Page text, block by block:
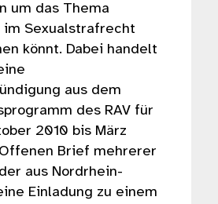
um das Thema
im Sexualstrafrecht
könnt. Dabei handelt
aus dem
des RAV für
2010 bis März
Brief mehrerer
aus Nordrhein-
Einladung zu einem